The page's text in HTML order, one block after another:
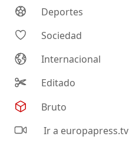
Deportes
Sociedad
Internacional
Editado
Bruto
Ir a europapress.tv